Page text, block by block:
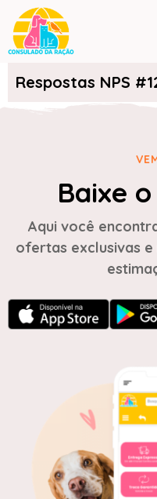
Respostas NPS
Baixe
Aqui você
ofertas exclusivas e